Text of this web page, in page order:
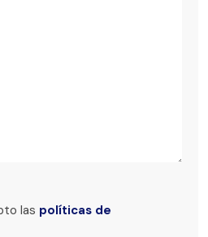
las políticas de